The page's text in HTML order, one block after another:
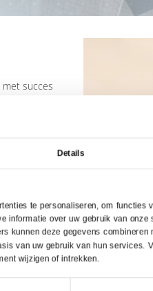
Details
te personaliseren, om functies
informatie over uw gebruik van
kunnen deze gegevens
van uw gebruik van hun services.
wijzigen of intrekken.
met succes
partner
met
voor
waarbij
een
nóg